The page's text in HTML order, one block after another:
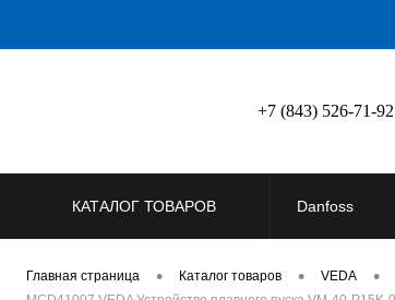
+7 (843) 526-71-92
КАТАЛОГ ТОВАРОВ Danfoss
Главная страница • Каталог товаров • VEDA •